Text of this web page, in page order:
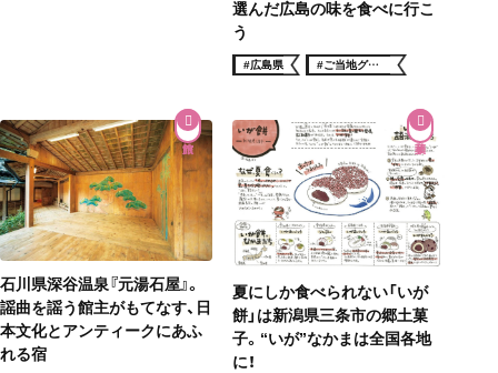
選んだ広島の味を食べに行こ
う
#広島県 #ご当地グル
メ
石川県深谷温泉『元湯石屋』。
謡曲を謡う館主がもてなす、日
本文化とアンティークにあふ
れる宿
夏にしか食べられない「いが
餅」は新潟県三条市の郷土菓
子。“いが”なかまは全国各地
に！